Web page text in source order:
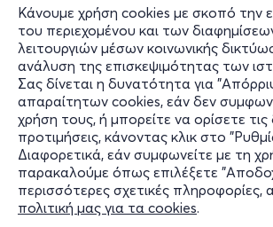
Κάνουμε χρήση cookies με σκοπό την
του περιεχομένου και των
λειτουργιών μέσων κοινωνικής
ανάλυση της επισκεψιμότητας των
Σας δίνεται η δυνατότητα για
απαραίτητων cookies, εάν δεν
χρήση τους, ή μπορείτε να ορίσετε τις
προτιμήσεις, κάνοντας κλικ στο
Διαφορετικά, εάν συμφωνείτε με τη
παρακαλούμε όπως επιλέξετε
περισσότερες σχετικές πληροφορίες,
πολιτική μας για τα cookies.